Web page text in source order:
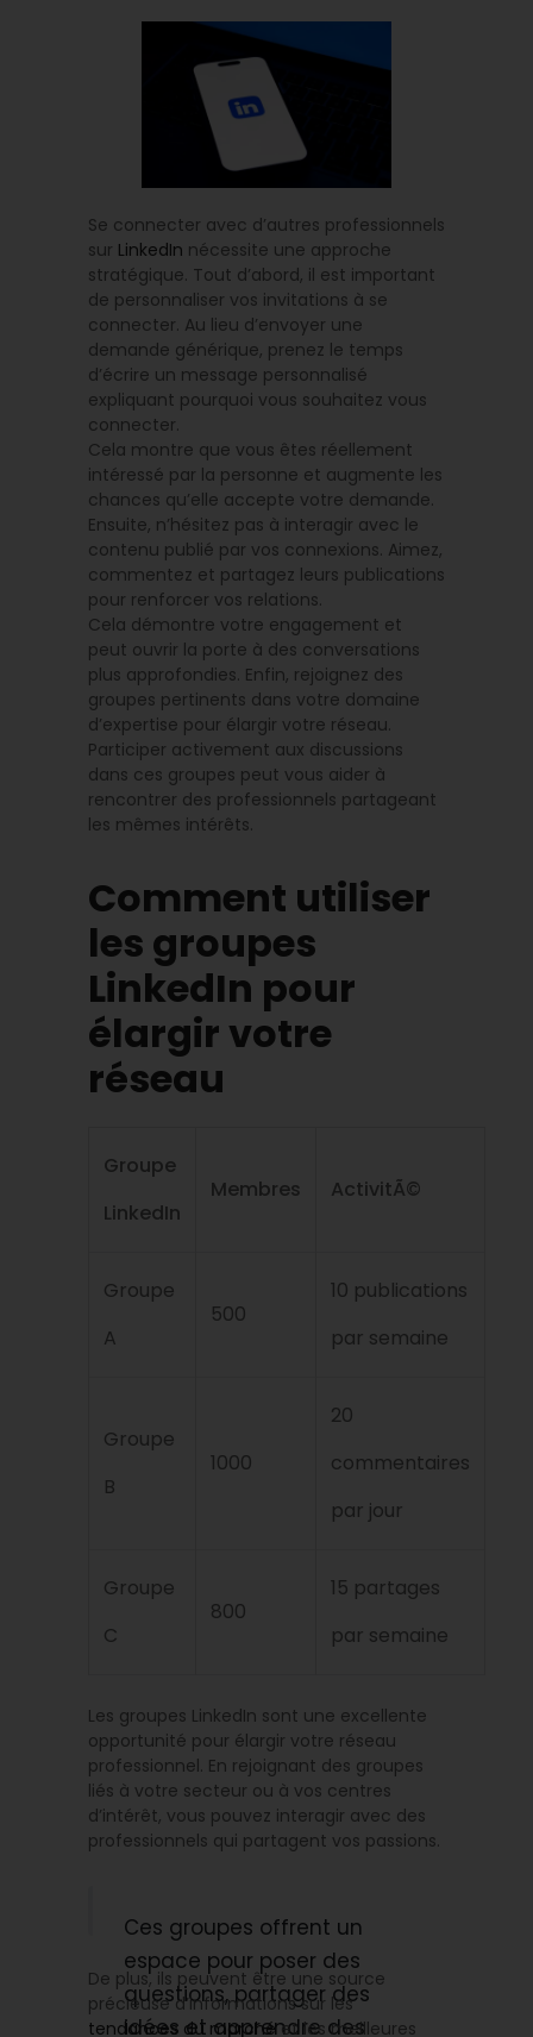
Se connecter avec d’autres professionnels
sur LinkedIn nécessite une approche
stratégique. Tout d’abord, il est important
de personnaliser vos invitations à se
connecter. Au lieu d’envoyer une
demande générique, prenez le temps
d’écrire un message personnalisé
expliquant pourquoi vous souhaitez vous
connecter.
Cela montre que vous êtes réellement
intéressé par la personne et augmente les
chances qu’elle accepte votre demande.
Ensuite, n’hésitez pas à interagir avec le
contenu publié par vos connexions. Aimez,
commentez et partagez leurs publications
pour renforcer vos relations.
Cela démontre votre engagement et
peut ouvrir la porte à des conversations
plus approfondies. Enfin, rejoignez des
groupes pertinents dans votre domaine
d’expertise pour élargir votre réseau.
Participer activement aux discussions
dans ces groupes peut vous aider à
rencontrer des professionnels partageant
les mêmes intérêts.
Comment utiliser
les groupes
LinkedIn pour
élargir votre
réseau
Groupe
LinkedIn
Membres ActivitÃ©
Groupe
A
500
10 publications
par semaine
Groupe
B
1000
20
commentaires
par jour
Groupe
C
800
15 partages
par semaine
Les groupes LinkedIn sont une excellente
opportunité pour élargir votre réseau
professionnel. En rejoignant des groupes
liés à votre secteur ou à vos centres
d’intérêt, vous pouvez interagir avec des
professionnels qui partagent vos passions.
Ces groupes offrent un
espace pour poser des
questions, partager des
idées et apprendre des
De plus, ils peuvent être une source
précieuse d’informations sur les
tendances du marchéet les meilleures